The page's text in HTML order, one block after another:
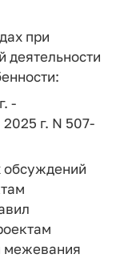
при
деятельности
-
г. N 507-
обсуждений
межевания